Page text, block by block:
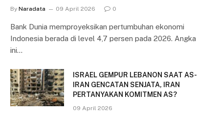
By Naradata 09 April 2026 0
Bank Dunia memproyeksikan pertumbuhan ekonomi
Indonesia berada di level 4,7 persen pada 2026. Angka
ini…
ISRAEL GEMPUR LEBANON SAAT AS-
IRAN GENCATAN SENJATA, IRAN
PERTANYAKAN KOMITMEN AS?
09 April 2026